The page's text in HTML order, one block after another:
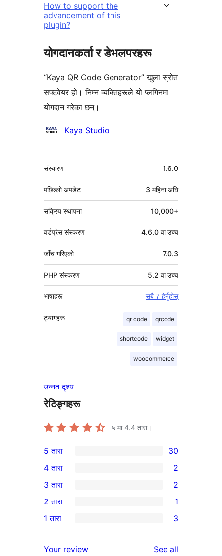
How to support the
advancement of this
plugin?
योगदानकर्ता र डेभलपरहरू
“Kaya QR Code Generator” खुला स्रोत
सफ्टवेयर हो। निम्न व्यक्तिहरूले यो प्लगिनमा
योगदान गरेका छन्।
योगदानकर्ताहरूKaya Studio
मेटा
संस्करण 1.6.0
पछिल्लो अपडेट 3 महिनाअघि
सक्रिय स्थापना 10,000+
वर्डप्रेस संस्करण 4.6.0 वा उच्च
जाँच गरिएको 7.0.3
PHP संस्करण 5.2 वा उच्च
भाषाहरू सबै 7 हेर्नुहोस्
ट्यागहरू qr code qrcode
shortcode widget
woocommerce
उन्नत दृश्य
रेटिङ्गहरू
५ मा4.4 तारा।
30
5-
तारा
समीक्षाहरू
5 तारा 30
4-
तारा
समीक्षाहरू
4 तारा 2
2
3-
तारा
3 तारा 2
2-
समीक्षा
2 तारा 1
1 तारा 3
Your review See all